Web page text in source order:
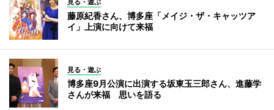
藤原紀香さん、博多座「メイジ・ザ・キャッツア
イ」上演に向けて来福
見る・遊ぶ
博多座9月公演に出演する坂東玉三郎さん、進藤学
さんが来福 思いを語る